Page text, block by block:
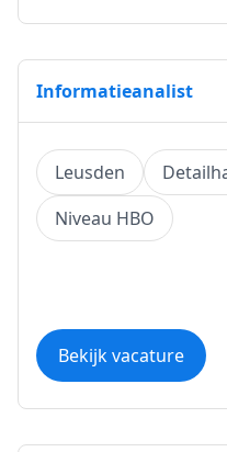
Informatieanalist
Leusden
Niveau HBO
Bekijk vacature